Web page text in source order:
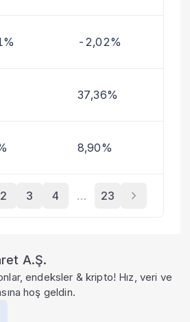
-2,02%
37,36%
8,90%
2 3 4 … 23
A.Ş.
endeksler & kripto! Hız, veri ve
hoş geldin.